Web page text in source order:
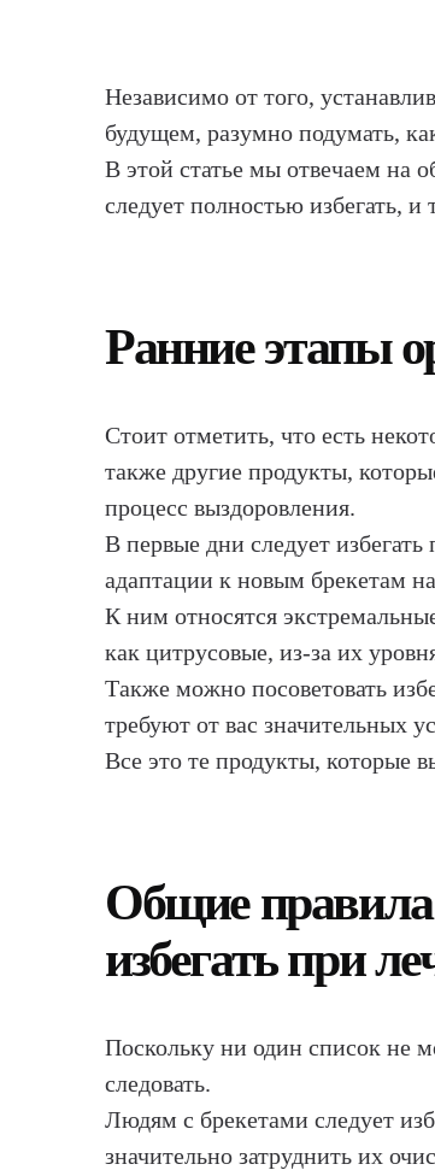
Независимо от того,
будущем, разумно подумать,
В этой статье мы отвечаем на
следует полностью избегать,
Ранние этапы
Стоит отметить, что есть
также другие продукты,
процесс выздоровления.
В первые дни следует
адаптации к новым брекетам
К ним относятся
как цитрусовые, из-за их
Также можно посоветовать
требуют от вас значительных
Все это те продукты, которые
Общие правила
избегать при
Поскольку ни один список не
следовать.
Людям с брекетами следует
значительно затруднить их